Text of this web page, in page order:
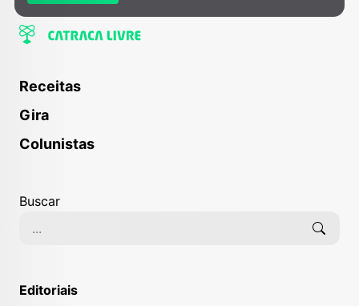
Receitas
Gira
Colunistas
Buscar
Editoriais